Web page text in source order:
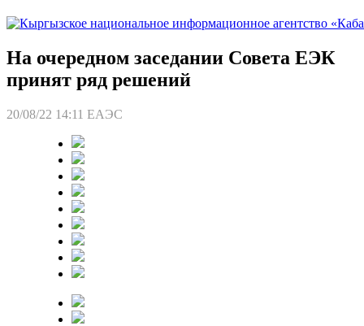
На очередном заседании Совета ЕЭК
принят ряд решений
20/08/22 14:11 ЕАЭС